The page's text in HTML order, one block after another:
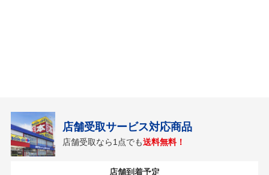
店舗受取サービス対応商品
店舗受取なら1点でも送料無料！
店舗到着予定